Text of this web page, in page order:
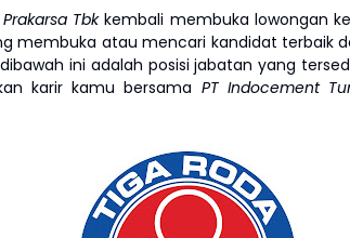
Tbkkembali membuka lowongan
membuka atau mencari kandidat terbaik
ini adalah posisi jabatan yang
karir kamu bersama PT Indocement